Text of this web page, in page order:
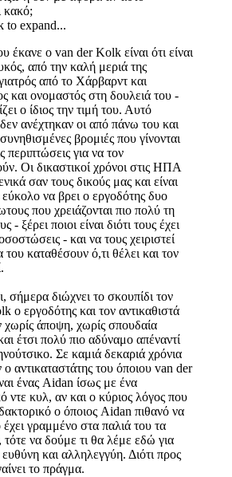
κακό;
to expand...
έκανε ο van der Kolk είναι ότι είναι
από την καλή μεριά της
από το Χάρβαρντ και
και ονομαστός στη δουλειά του -
ο ίδιος την τιμή του. Αυτό
ανέχτηκαν οι από πάνω του και
βρομιές που γίνονται
περιπτώσεις για να τον
Οι δικαστικοί χρόνοι στις ΗΠΑ
σαν τους δικούς μας και είναι
να βρει ο εργοδότης δυο
που χρειάζονται πιο πολύ τη
- ξέρει ποιοι είναι διότι τους έχει
- και να τους χειριστεί
του καταθέσουν ό,τι θέλει και τον
σήμερα διώχνει το σκουπίδι τον
ο εργοδότης και τον αντικαθιστά
χωρίς άποψη, χωρίς σπουδαία
έτσι πολύ πιο αδύναμο απέναντί
Σε καμιά δεκαριά χρόνια
αντικαταστάτης του όποιου van der
ένας Aidan ίσως με ένα
ντε κυλ, αν και ο κύριος λόγος που
ο όποιος Aidan πιθανό να
έχει γραμμένο στα παλιά του τα
τότε να δούμε τι θα λέμε εδώ για
και αλληλεγγύη. Διότι προς
το πράγμα.